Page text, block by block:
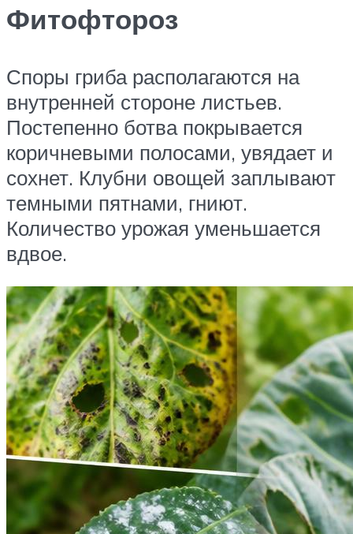
Фитофтороз
Споры гриба располагаются на
внутренней стороне листьев.
Постепенно ботва покрывается
коричневыми полосами, увядает и
сохнет. Клубни овощей заплывают
темными пятнами, гниют.
Количество урожая уменьшается
вдвое.